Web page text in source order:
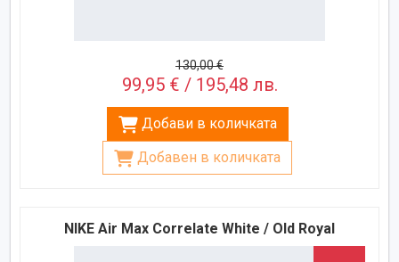
130,00 €
99,95 € / 195,48 лв.
Добави в количката
Добавен в количката
NIKE Air Max Correlate White / Old Royal